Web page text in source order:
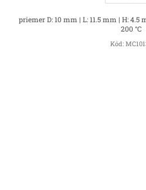
priemer D: 10 mm | L: 11.5 mm | H:
200 °C
Kód: